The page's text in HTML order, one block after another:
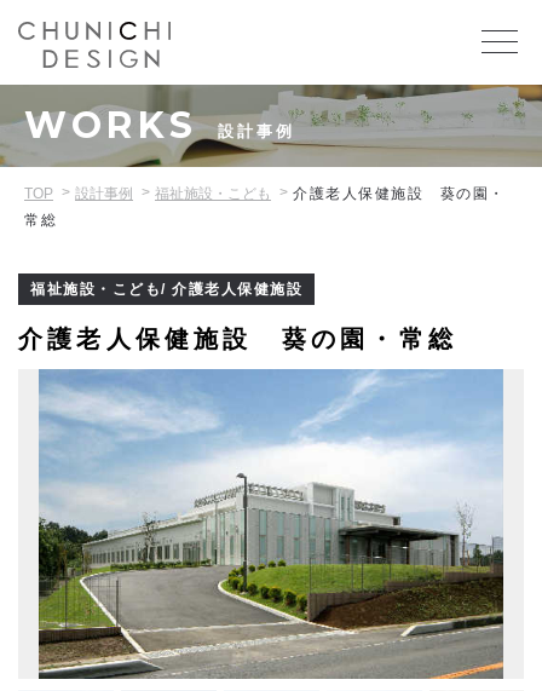
WORKS 設計事例
TOP 設計事例 福祉施設・こども
介護老人保健施設 葵の園・
常総
福祉施設・こども/ 介護老人保健施設
介護老人保健施設 葵の園・常総